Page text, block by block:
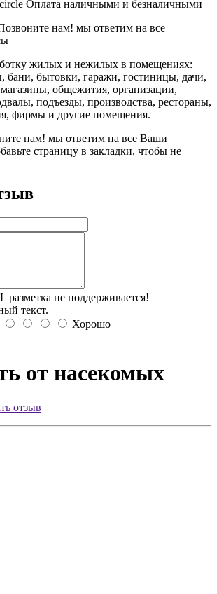
Оплата наличными и безналичными
нам! мы ответим на все
жилых и нежилых в помещениях:
бани, бытовки, гаражи, гостиницы, дачи,
общежития, организации,
подъезды, производства, рестораны,
фирмы и другие помещения.
нам! мы ответим на все Ваши
страницу в закладки, чтобы не
разметка не поддерживается!
текст.
Хорошо
от насекомых
отзыв